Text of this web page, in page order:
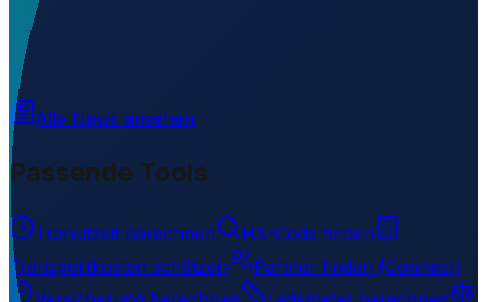
Wo liegt Abéné Airfield?
Wird geladen...
Alle News ansehen
Passende Tools
Transitzeit berechnen
HS-Code finden
Transportkosten schätzen
Partner finden (Connect)